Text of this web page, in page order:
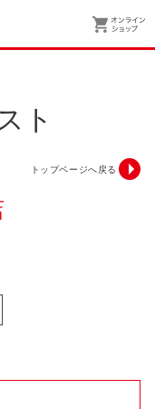
ト
トップページへ戻る